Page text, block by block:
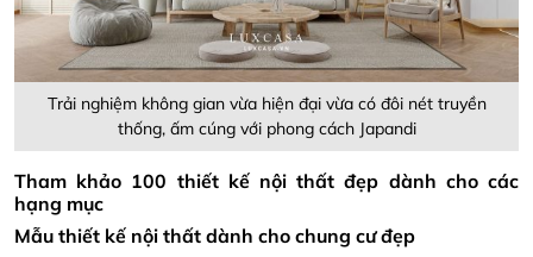
Trải nghiệm không gian vừa hiện đại vừa có đôi nét truyền
thống, ấm cúng với phong cách Japandi
Tham khảo 100 thiết kế nội thất đẹp dành cho các
hạng mục
Mẫu thiết kế nội thất dành cho chung cư đẹp